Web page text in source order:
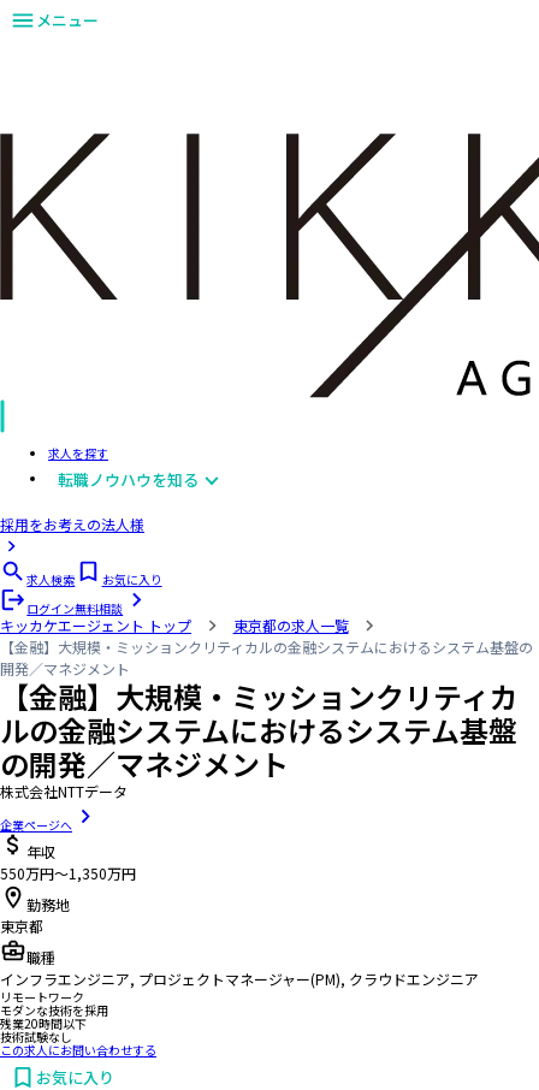
メニュー
求人を探す
転職ノウハウを知る
採用をお考えの法人様
求人検索
お気に入り
ログイン無料相談
キッカケエージェント トップ
東京都の求人一覧
【金融】大規模・ミッションクリティカルの金融システムにおけるシステム基盤の
開発／マネジメント
【金融】大規模・ミッションクリティカ
ルの金融システムにおけるシステム基盤
の開発／マネジメント
株式会社NTTデータ
企業ページへ
年収
550万円〜1,350万円
勤務地
東京都
職種
インフラエンジニア, プロジェクトマネージャー(PM), クラウドエンジニア
リモートワーク
モダンな技術を採用
残業20時間以下
技術試験なし
この求人にお問い合わせする
お気に入り